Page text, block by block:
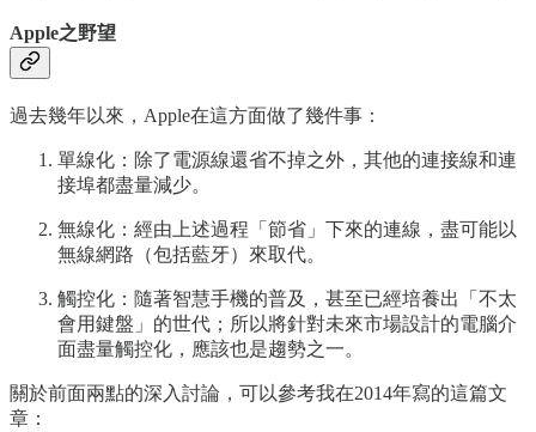
Apple之野望
過去幾年以來，Apple在這方面做了幾件事：
單線化：除了電源線還省不掉之外，其他的連接線和連
接埠都盡量減少。
無線化：經由上述過程「節省」下來的連線，盡可能以
無線網路（包括藍牙）來取代。
觸控化：隨著智慧手機的普及，甚至已經培養出「不太
會用鍵盤」的世代；所以將針對未來市場設計的電腦介
面盡量觸控化，應該也是趨勢之一。
關於前面兩點的深入討論，可以參考我在2014年寫的這篇文
章：